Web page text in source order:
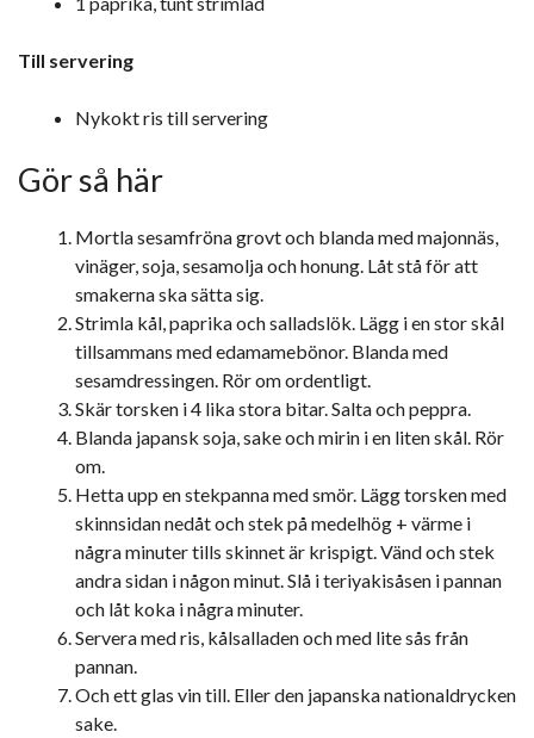
Till servering
Nykokt ris till servering
Gör så här
Mortla sesamfröna grovt och blanda med majonnäs,
vinäger, soja, sesamolja och honung. Låt stå för att
smakerna ska sätta sig.
Strimla kål, paprika och salladslök. Lägg i en stor skål
tillsammans med edamamebönor. Blanda med
sesamdressingen. Rör om ordentligt.
Skär torsken i 4 lika stora bitar. Salta och peppra.
Blanda japansk soja, sake och mirin i en liten skål. Rör
om.
Hetta upp en stekpanna med smör. Lägg torsken med
skinnsidan nedåt och stek på medelhög + värme i
några minuter tills skinnet är krispigt. Vänd och stek
andra sidan i någon minut. Slå i teriyakisåsen i pannan
och låt koka i några minuter.
Servera med ris, kålsalladen och med lite sås från
pannan.
Och ett glas vin till. Eller den japanska nationaldrycken
sake.